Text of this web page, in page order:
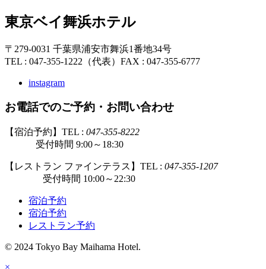
東京ベイ舞浜ホテル
〒279-0031 千葉県浦安市舞浜1番地34号
TEL : 047-355-1222（代表） FAX : 047-355-6777
instagram
お電話でのご予約・お問い合わせ
【宿泊予約】TEL : 047-355-8222
受付時間 9:00～18:30
【レストラン ファインテラス】TEL : 047-355-1207
受付時間 10:00～22:30
宿泊予約
宿泊予約
レストラン予約
© 2024 Tokyo Bay Maihama Hotel.
×